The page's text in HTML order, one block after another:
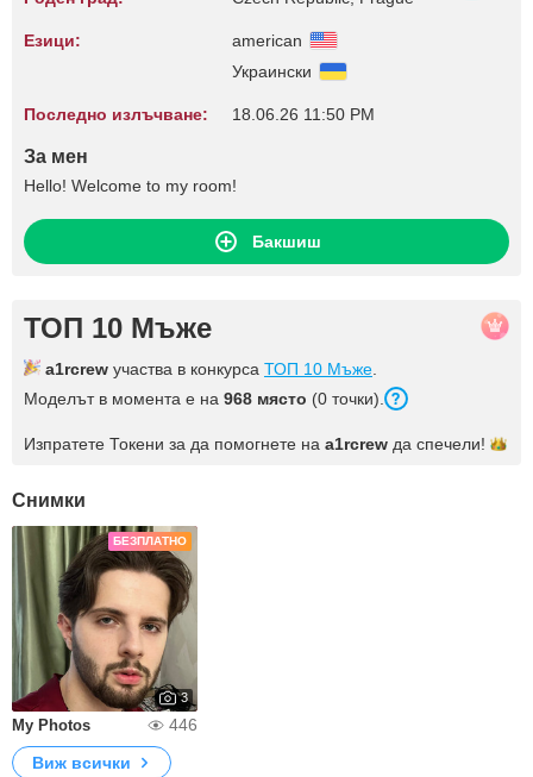
Езици:
american
Украински
Последно излъчване: 18.06.26 11:50 PM
За мен
Hello! Welcome to my room!
Бакшиш
ТОП 10 Мъже
a1rcrew участва в конкурса ТОП 10 Мъже
Моделът в момента е на 968 място (0 точки).
Изпратете Токени за да помогнете на a1rcrew да спечели!
Снимки
БЕЗПЛАТНО
3
My Photos
446
Виж всички